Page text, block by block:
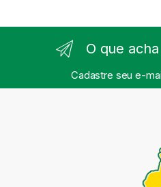
O que
Cadastre seu e-